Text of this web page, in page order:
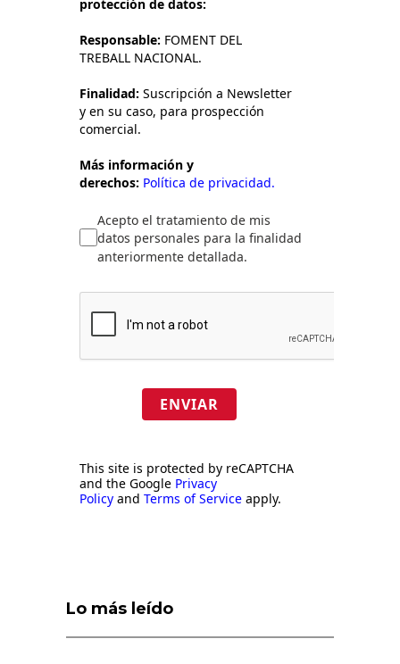
protección de datos:
Responsable: FOMENT DEL
TREBALL NACIONAL.
Finalidad: Suscripción a Newsletter
y en su caso, para prospección
comercial.
Más información y
derechos: Política de privacidad.
Acepto el tratamiento de mis
datos personales para la finalidad
anteriormente detallada.
ENVIAR
This site is protected by reCAPTCHA
and the Google Privacy
Policy and Terms of Service apply.
Lo más leído